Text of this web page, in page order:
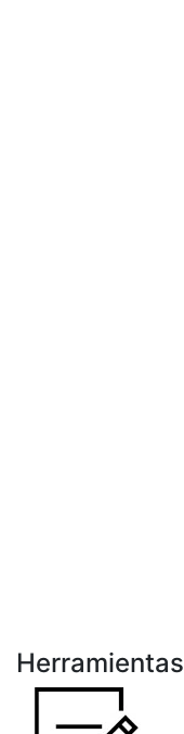
Herramientas